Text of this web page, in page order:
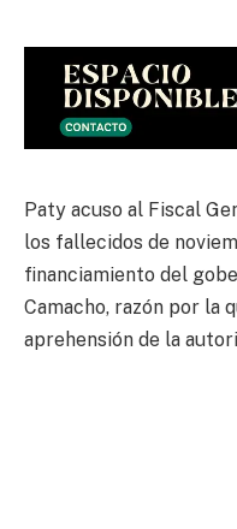
Paty acuso al Fiscal
los fallecidos de
financiamiento del
Camacho, razón por la
aprehensión de la